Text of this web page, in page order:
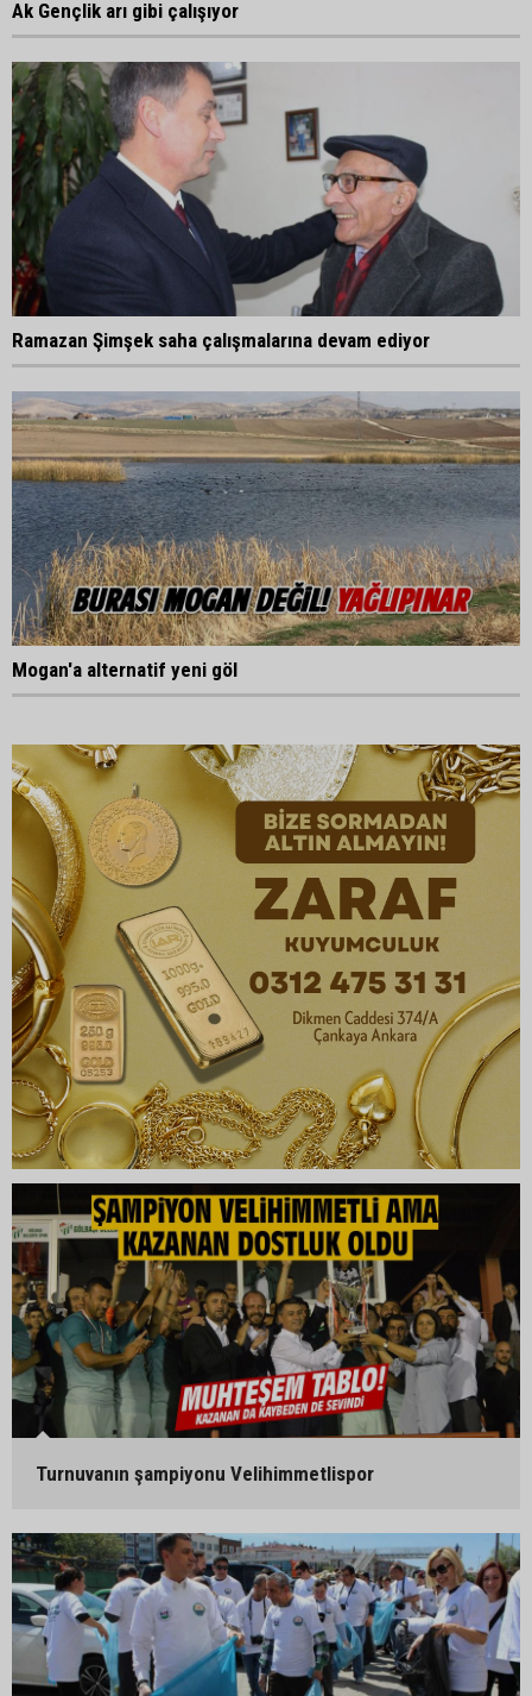
Ak Gençlik arı gibi çalışıyor
Ramazan Şimşek saha çalışmalarına devam ediyor
Mogan'a alternatif yeni göl
Turnuvanın şampiyonu Velihimmetlispor